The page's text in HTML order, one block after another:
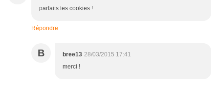
parfaits tes cookies !
Répondre
B bree13 28/03/2015 17:41
merci !